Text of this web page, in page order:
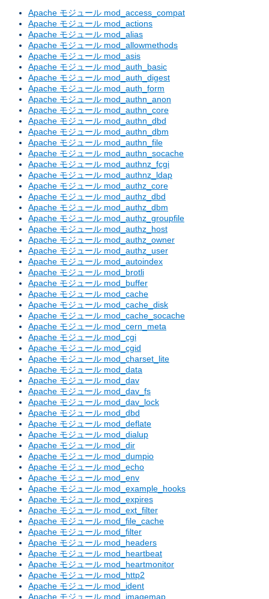
Apache モジュール mod_access_compat
Apache モジュール mod_actions
Apache モジュール mod_alias
Apache モジュール mod_allowmethods
Apache モジュール mod_asis
Apache モジュール mod_auth_basic
Apache モジュール mod_auth_digest
Apache モジュール mod_auth_form
Apache モジュール mod_authn_anon
Apache モジュール mod_authn_core
Apache モジュール mod_authn_dbd
Apache モジュール mod_authn_dbm
Apache モジュール mod_authn_file
Apache モジュール mod_authn_socache
Apache モジュール mod_authnz_fcgi
Apache モジュール mod_authnz_ldap
Apache モジュール mod_authz_core
Apache モジュール mod_authz_dbd
Apache モジュール mod_authz_dbm
Apache モジュール mod_authz_groupfile
Apache モジュール mod_authz_host
Apache モジュール mod_authz_owner
Apache モジュール mod_authz_user
Apache モジュール mod_autoindex
Apache モジュール mod_brotli
Apache モジュール mod_buffer
Apache モジュール mod_cache
Apache モジュール mod_cache_disk
Apache モジュール mod_cache_socache
Apache モジュール mod_cern_meta
Apache モジュール mod_cgi
Apache モジュール mod_cgid
Apache モジュール mod_charset_lite
Apache モジュール mod_data
Apache モジュール mod_dav
Apache モジュール mod_dav_fs
Apache モジュール mod_dav_lock
Apache モジュール mod_dbd
Apache モジュール mod_deflate
Apache モジュール mod_dialup
Apache モジュール mod_dir
Apache モジュール mod_dumpio
Apache モジュール mod_echo
Apache モジュール mod_env
Apache モジュール mod_example_hooks
Apache モジュール mod_expires
Apache モジュール mod_ext_filter
Apache モジュール mod_file_cache
Apache モジュール mod_filter
Apache モジュール mod_headers
Apache モジュール mod_heartbeat
Apache モジュール mod_heartmonitor
Apache モジュール mod_http2
Apache モジュール mod_ident
Apache モジュール mod_imagemap